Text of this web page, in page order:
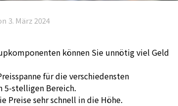
3. März 2024
können Sie unnötig viel Geld
für die verschiedensten
5-stelligen Bereich.
Preise sehr schnell in die Höhe.